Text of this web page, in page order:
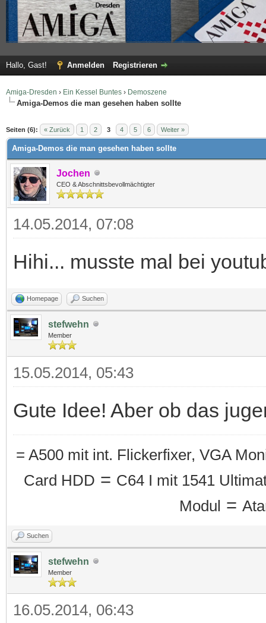
Hallo, Gast! Anmelden Registrieren
Amiga-Dresden › Ein Kessel Buntes › Demoszene
Amiga-Demos die man gesehen haben sollte
Seiten (6): « Zurück 1 2 3 4 5 6 Weiter »
Durchschnitt
Amiga-Demos die man gesehen haben sollte
Jochen
CEO & Abschnittsbevollmächtigter
14.05.2014, 07:08
Hihi... musste mal bei
Homepage Suchen
stefwehn
Member
15.05.2014, 05:43
Gute Idee! Aber ob das
= A500 mit int. Flickerfixer, VGA
Card HDD = C64 I mit 1541
Modul
=
Suchen
stefwehn
Member
16.05.2014, 06:43